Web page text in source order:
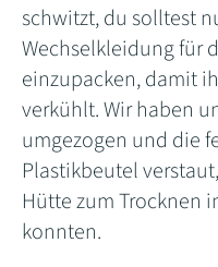
schwitzt, du solltest
Wechselkleidung für
einzupacken, damit
verkühlt. Wir haben
umgezogen und die
Plastikbeutel
Hütte zum Trocknen
konnten.